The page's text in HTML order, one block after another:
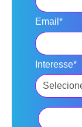
Email*
Interesse*